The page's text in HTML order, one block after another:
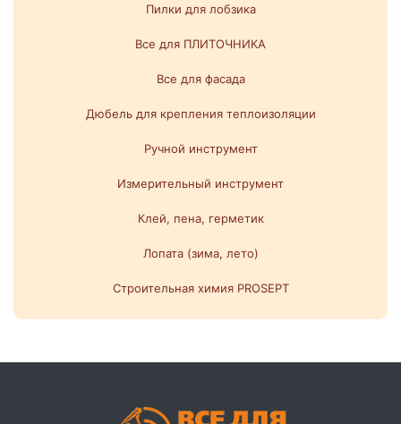
Пилки для лобзика
Все для ПЛИТОЧНИКА
Все для фасада
Дюбель для крепления теплоизоляции
Ручной инструмент
Измерительный инструмент
Клей, пена, герметик
Лопата (зима, лето)
Строительная химия PROSEPT